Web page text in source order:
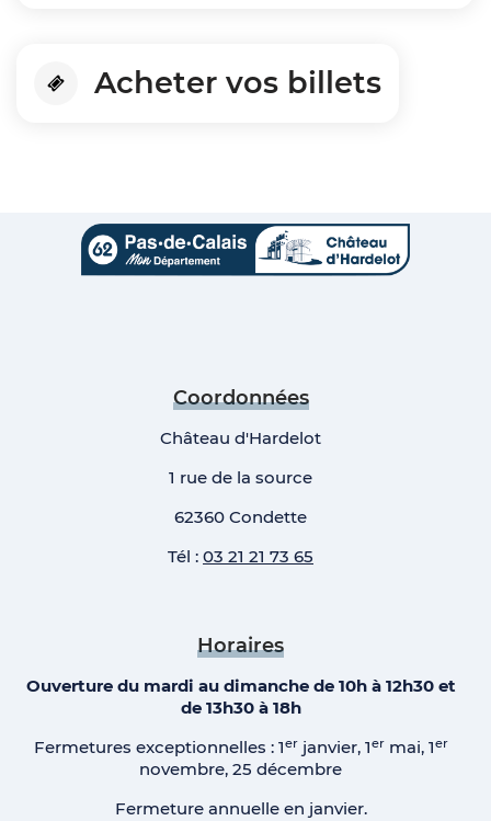
Acheter vos billets
Coordonnées
Château d'Hardelot
1 rue de la source
62360 Condette
Tél :03 21 21 73 65
Horaires
Ouverture du mardi au dimanche de 10h à 12h30 et
de 13h30 à 18h
Fermetures exceptionnelles : 1erjanvier, 1ermai, 1er
novembre, 25 décembre
Fermeture annuelle en janvier.